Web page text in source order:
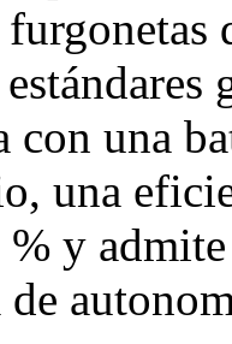
con una
una
y